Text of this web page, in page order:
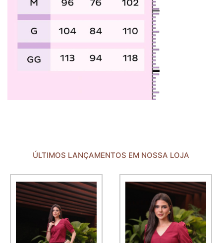
ÚLTIMOS LANÇAMENTOS EM NOSSA LOJA